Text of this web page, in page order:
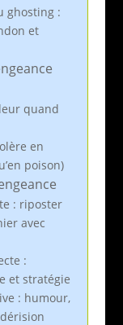
ghosting :
et
quand
en
poison)
: riposter
avec
:
et stratégie
: humour,